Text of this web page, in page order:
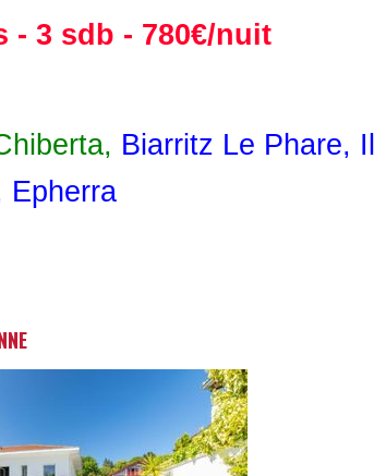
- 3 sdb - 780€/nuit
Biarritz Le Phare,
Epherra